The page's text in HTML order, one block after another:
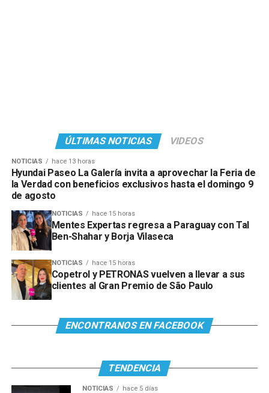
ÚLTIMAS NOTICIAS VIDEOS
NOTICIAS hace 13 horas
Hyundai Paseo La Galería invita a aprovechar la Feria de
la Verdad con beneficios exclusivos hasta el domingo 9
de agosto
NOTICIAS hace 15 horas
Mentes Expertas regresa a Paraguay con Tal
Ben-Shahar y Borja Vilaseca
NOTICIAS hace 15 horas
Copetrol y PETRONAS vuelven a llevar a sus
clientes al Gran Premio de São Paulo
ENCONTRANOS EN FACEBOOK
TENDENCIA
NOTICIAS hace 5 días